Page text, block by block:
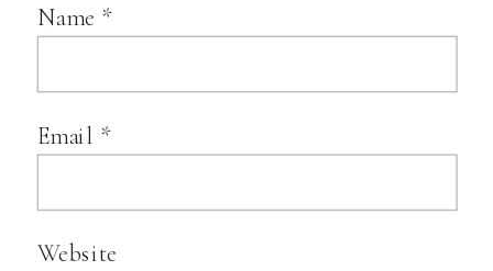
Name *
Email *
Website